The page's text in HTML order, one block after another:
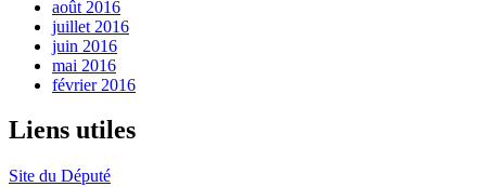
août 2016
juillet 2016
juin 2016
mai 2016
février 2016
Liens utiles
Site du Député